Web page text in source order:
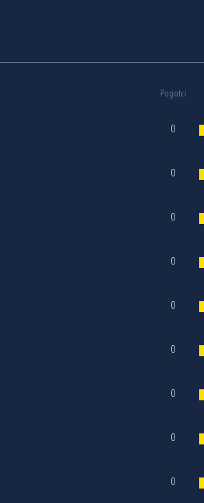
Pogotci
0
0
0
0
0
0
0
0
0